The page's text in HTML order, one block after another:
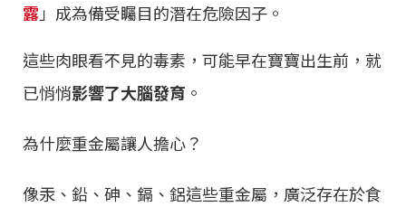
露」成為備受矚目的潛在危險因子。
這些肉眼看不見的毒素，可能早在寶寶出生前，就
已悄悄影響了大腦發育 。
為什麼重金屬讓人擔心？
像汞、鉛、砷、鎘、鋁這些重金屬，廣泛存在於食